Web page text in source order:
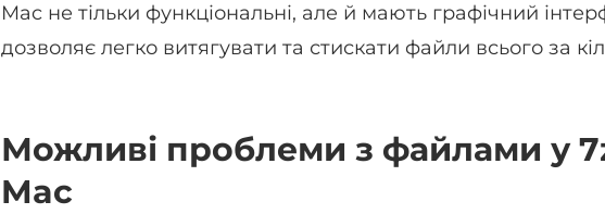
Mac не тільки функціональні, але й мають графічний
дозволяє легко витягувати та стискати файли всього за
Можливі проблеми з файлами у
Mac